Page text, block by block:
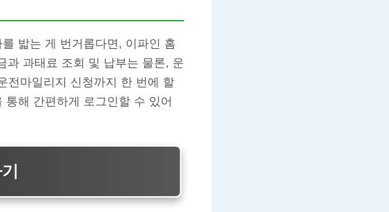
밟는 게 번거롭다면, 이파인 홈
과 과태료 조회 및 납부는 물론, 운
전마일리지 신청까지 한 번에 할
해 간편하게 로그인할 수 있어